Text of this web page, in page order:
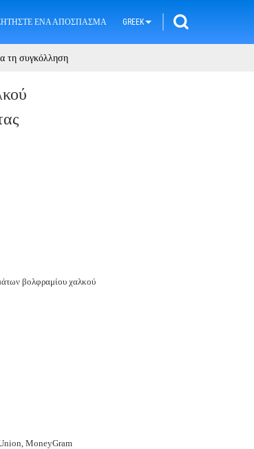
ΈΝΑ ΑΠΌΣΠΑΣΜΑ GREEK
τη συγκόλληση
βολφραμίου χαλκού
MoneyGram